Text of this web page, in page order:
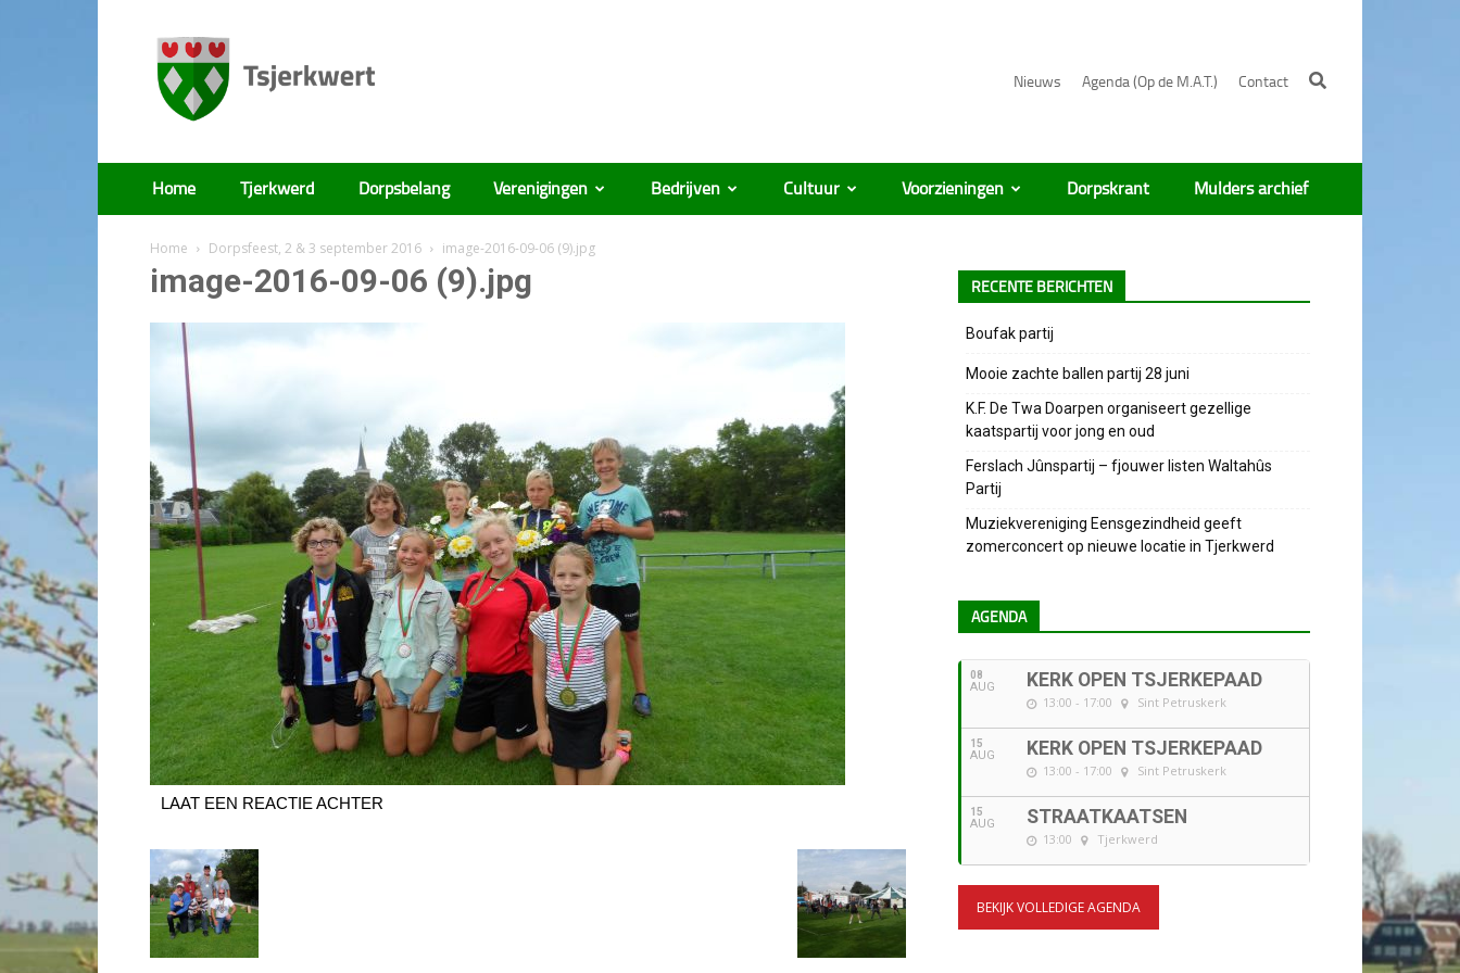
Nieuws Agenda (Op de M.A.T.) Contact
Tsjerkwert
Home Tjerkwerd Dorpsbelang Verenigingen Bedrijven Cultuur Voorzieningen Dorpskrant Mulders archief
Home Dorpsfeest, 2 & 3 september 2016 image-2016-09-06 (9).jpg
image-2016-09-06 (9).jpg
LAAT EEN REACTIE ACHTER
RECENTE BERICHTEN
Boufak partij
Mooie zachte ballen partij 28 juni
K.F. De Twa Doarpen organiseert gezellige
kaatspartij voor jong en oud
Ferslach Jûnspartij – fjouwer listen Waltahûs
Partij
Muziekvereniging Eensgezindheid geeft
zomerconcert op nieuwe locatie in Tjerkwerd
AGENDA
08
AUG KERK OPEN TSJERKEPAAD
13:00 - 17:00 Sint Petruskerk
15
AUG KERK OPEN TSJERKEPAAD
13:00 - 17:00 Sint Petruskerk
15
AUG STRAATKAATSEN
13:00 Tjerkwerd
BEKIJK VOLLEDIGE AGENDA